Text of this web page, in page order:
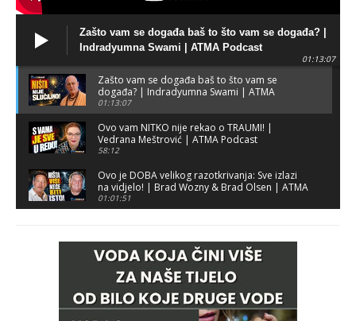
Zašto vam se događa baš to što vam se događa? |
Indradyumna Swami | ATMA Podcast
01:13:07
Zašto vam se događa baš to što vam se
događa? | Indradyumna Swami | ATMA
Podcast
01:13:07
Ovo vam NITKO nije rekao o TRAUMI! |
Vedrana Meštrović | ATMA Podcast
58:12
Ovo je DOBA velikog razotkrivanja: Sve izlazi
na vidjelo! | Brad Wozny & Brad Olsen | ATMA
Podcast
01:01:51
01:25:05
Drevna trauma žena na Balkanu: Od patnica
do RATNICA | Predrag Daraboš | ATMA
Podcast
50:46
Tehnologija nas je PROGUTALA: Može li se